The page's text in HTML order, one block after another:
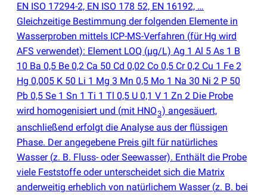
EN ISO 17294-2, EN ISO 178 52, EN 16192, …
Gleichzeitige Bestimmung der folgenden Elemente in
Wasserproben mittels ICP-MS-Verfahren (für Hg wird
AFS verwendet): Element LOQ (µg/L) Ag 1 Al 5 As 1 B
10 Ba 0,5 Be 0,2 Ca 50 Cd 0,02 Co 0,5 Cr 0,2 Cu 1 Fe 2
Hg 0,005 K 50 Li 1 Mg 3 Mn 0,5 Mo 1 Na 30 Ni 2 P 50
Pb 0,5 Se 1 Sn 1 Ti 1 Tl 0,5 U 0,1 V 1 Zn 2 Die Probe
wird homogenisiert und (mit HNO3) angesäuert,
anschließend erfolgt die Analyse aus der flüssigen
Phase. Der angegebene Preis gilt für natürliches
Wasser (z. B. Fluss- oder Seewasser). Enthält die Probe
viele Feststoffe oder unterscheidet sich die Matrix
anderweitig erheblich von natürlichem Wasser (z. B. bei